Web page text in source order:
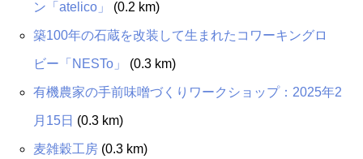
ン「atelico」 (0.2 km)
築100年の石蔵を改装して生まれたコワーキングロ
ビー「NESTo」 (0.3 km)
有機農家の手前味噌づくりワークショップ：2025年2
月15日 (0.3 km)
麦雑穀工房(0.3 km)